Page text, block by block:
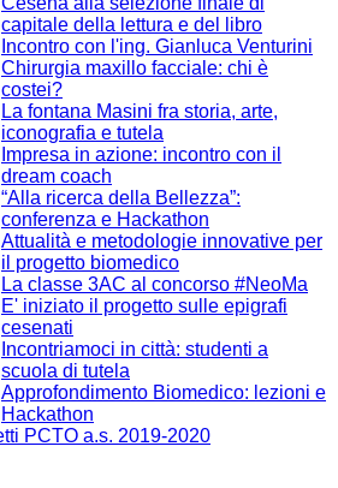
capitale della lettura e del libro
Incontro con l'ing. Gianluca Venturini
Chirurgia maxillo facciale: chi è
costei?
La fontana Masini fra storia, arte,
iconografia e tutela
Impresa in azione: incontro con il
dream coach
“Alla ricerca della Bellezza”:
conferenza e Hackathon
Attualità e metodologie innovative per
il progetto biomedico
La classe 3AC al concorso #NeoMa
E' iniziato il progetto sulle epigrafi
cesenati
Incontriamoci in città: studenti a
scuola di tutela
Approfondimento Biomedico: lezioni e
Hackathon
PCTO a.s. 2019-2020